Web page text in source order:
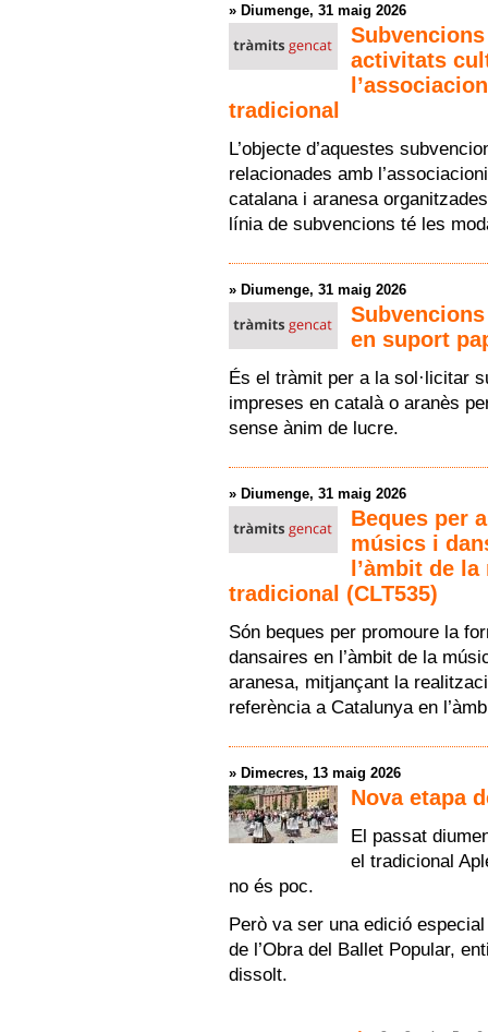
» Diumenge, 31 maig 2026
activitats
tradicional
L’objecte d’aquestes
relacionades amb
catalana i aranesa
línia de subvencions té les
» Diumenge, 31 maig 2026
en suport
És el tràmit per a la sol·licitar
impreses en català o aranès
sense ànim de lucre.
» Diumenge, 31 maig 2026
Beques per
músics i
l’àmbit de
tradicional (CLT535)
Són beques per promoure la
dansaires en l’àmbit de la
aranesa, mitjançant la
referència a Catalunya en
» Dimecres, 13 maig 2026
Nova etapa
El passat
el tradicional
no és poc.
Però va ser una edició
de l’Obra del Ballet Popular,
dissolt.